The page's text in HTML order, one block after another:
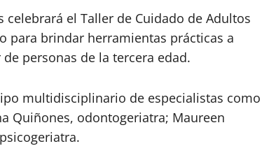
el Taller de Cuidado de Adultos
para brindar herramientas prácticas a
personas de la tercera edad.
multidisciplinario de especialistas como
Quiñones, odontogeriatra; Maureen